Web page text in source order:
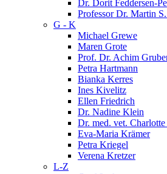
Dr. Dorit Feddersen-
Professor Dr. Martin
G - K
Michael Grewe
Maren Grote
Prof. Dr. Achim
Petra Hartmann
Bianka Kerres
Ines Kivelitz
Ellen Friedrich
Dr. Nadine Klein
Dr. med. vet.
Eva-Maria Krämer
Petra Kriegel
Verena Kretzer
L-Z